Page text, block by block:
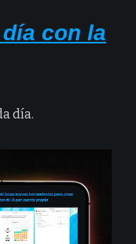
con la
día.